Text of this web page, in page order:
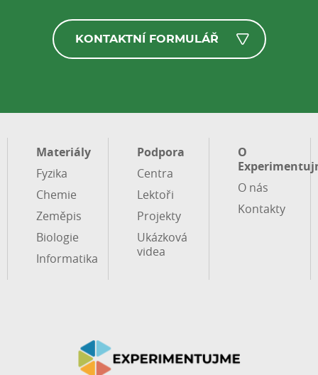
KONTAKTNÍ FORMULÁŘ
Materiály
Fyzika
Chemie
Zeměpis
Biologie
Informatika
Podpora
Centra
Lektoři
Projekty
Ukázková
videa
O
O nás
Kontakty